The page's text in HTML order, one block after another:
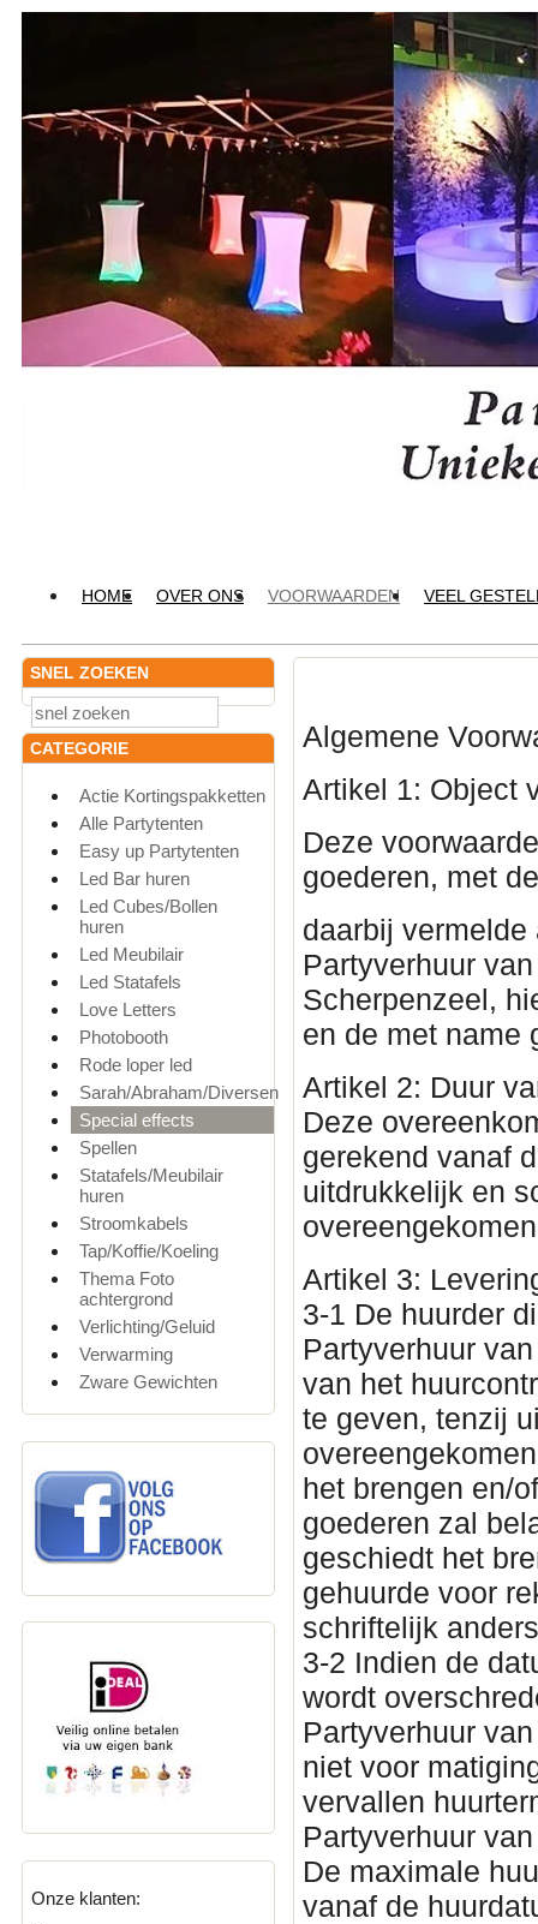
HOME OVER ONS VOORWAARDEN VEEL
SNEL ZOEKEN
CATEGORIE
Actie Kortingspakketten
Alle Partytenten
Easy up Partytenten
Led Bar huren
Led Cubes/Bollen
huren
Led Meubilair
Led Statafels
Love Letters
Photobooth
Rode loper led
Sarah/Abraham/Diversen
Special effects
Spellen
Statafels/Meubilair
huren
Stroomkabels
Tap/Koffie/Koeling
Thema Foto
achtergrond
Verlichting/Geluid
Verwarming
Zware Gewichten
Onze klanten:
Algemene
Artikel 1: Object
Deze
goederen, met de
daarbij
Partyverhuur
Scherpenzeel,
en de met name
Artikel 2: Duur
Deze
gerekend vanaf
uitdrukkelijk en
Artikel 3:
3-1 De huurder
Partyverhuur
van het
te geven, tenzij
het brengen en/
goederen zal
geschiedt het
gehuurde voor
schriftelijk
3-2 Indien de
wordt
Partyverhuur
niet voor
vervallen
Partyverhuur
De maximale
vanaf de